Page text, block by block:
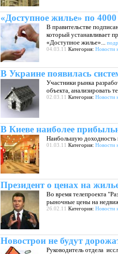
«Доступное жилье» по 4000
В правительстве
который устанавливает
«Доступное жилье»...
04.03.11
Категория: Новости
В Украине появилась
Участники рынка
объекта, анализировать
02.03.11
Категория: Новости
В Киеве наиболее
Наибольшую доходность
01.03.11
Категория: Новости
Президент о ценах на
Во время телепроекта
рыночные цены на
26.02.11
Категория: Новости
Новострои не будут
Руководитель отдела